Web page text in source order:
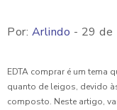
Por: Arlindo - 29 de
EDTA comprar é um tema
quanto de leigos, devido
composto. Neste artigo,